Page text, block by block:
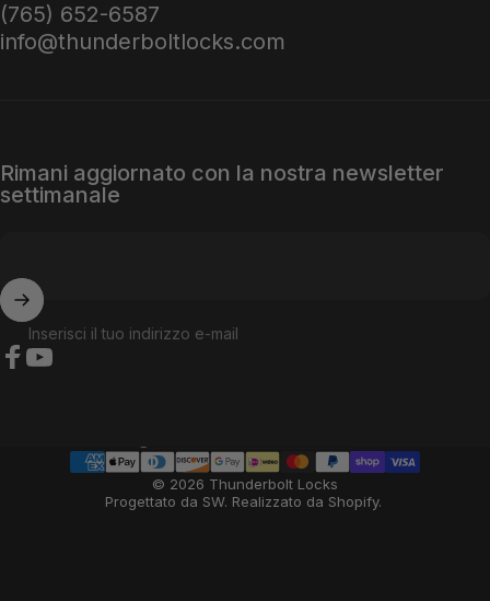
(765) 652-6587
info@thunderboltlocks.com
Rimani aggiornato con la nostra newsletter
settimanale
Inserisci il tuo indirizzo e-mail
© 2026 Thunderbolt Locks
Progettato da SW. Realizzato da Shopify.
Paese/regione